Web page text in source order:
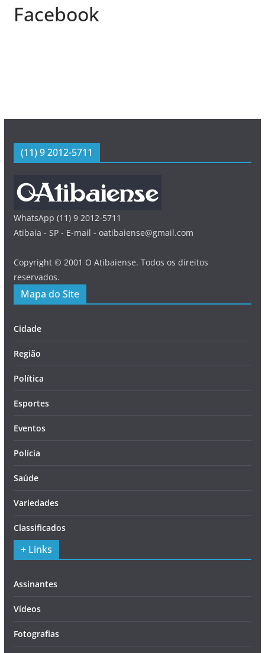
Facebook
(11) 9 2012-5711
WhatsApp (11) 9 2012-5711
Atibaia - SP - E-mail - oatibaiense@gmail.com
Copyright © 2001 O Atibaiense. Todos os direitos
reservados.
Mapa do Site
Cidade
Região
Política
Esportes
Eventos
Polícia
Saúde
Variedades
Classificados
+ Links
Assinantes
Vídeos
Fotografias